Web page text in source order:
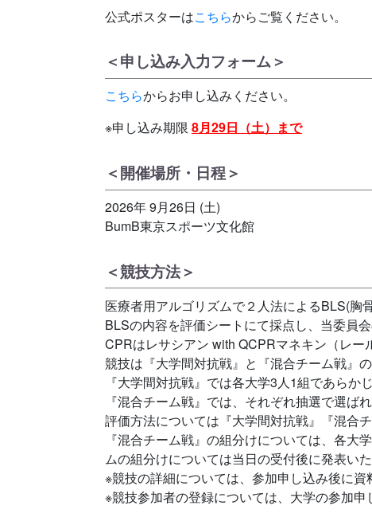
公式ポスターはこちらからご覧ください。
＜申し込み入力フォーム＞
こちらからお申し込みください。
※申し込み期限 8月29日（土）まで
＜開催場所・日程＞
2026年 9月26日 (土)
BumB東京スポーツ文化館
＜競技方法＞
医療者用アルゴリズムで２人法によるBLS(胸
BLSの内容を評価シートにて採点し、当委員
CPRはレサシアン with QCPRマネキン（レー
競技は『大学間対抗戦』と『混合チーム戦』の
『大学間対抗戦』では各大学3人1組であらか
『混合チーム戦』では、それぞれ抽選で選
評価方法については『大学間対抗戦』『混合
『混合チーム戦』の組分けについては、各
ムの組分けについては当日の受付後に発表いた
※競技の詳細については、参加申し込み後に資
※競技参加者の登録については、大学の参加申